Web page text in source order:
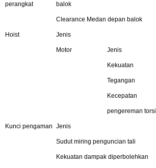
perangkat
balok
Clearance Medan depan balok
Hoist Jenis
Motor Jenis
Kekuatan
Tegangan
Kecepatan
pengereman torsi
Kunci pengaman Jenis
Sudut miring penguncian tali
Kekuatan dampak diperbolehkan